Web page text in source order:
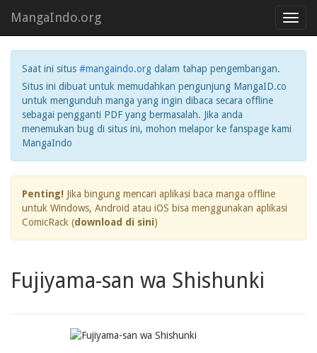
MangaIndo.org
Saat ini situs #mangaindo.org dalam tahap pengembangan.
Situs ini dibuat untuk memudahkan pengunjung MangaID.co
untuk mengunduh manga yang ingin dibaca secara offline
sebagai pengganti PDF yang bermasalah. Jika anda
menemukan bug di situs ini, mohon melapor ke fanspage kami
MangaIndo
Penting! Jika bingung mencari aplikasi baca manga offline
untuk Windows, Android atau iOS bisa menggunakan aplikasi
ComicRack (download di sini)
Fujiyama-san wa Shishunki